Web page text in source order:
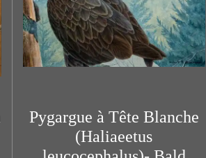
Pygargue à Tête Blanche
(Haliaeetus